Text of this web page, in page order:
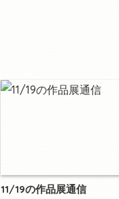
11/19の作品展通信